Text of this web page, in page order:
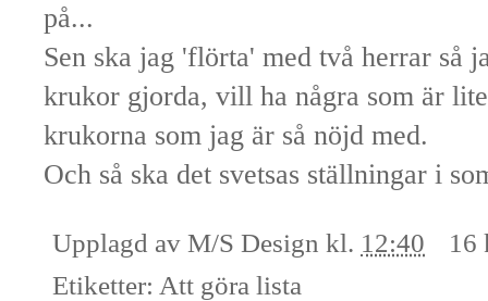
på...
Sen ska jag 'flörta' med två herrar så
krukor gjorda, vill ha några som är
krukorna som jag är så nöjd med.
Och så ska det svetsas ställningar i
Upplagd av M/S Design kl. 12:40
16
Etiketter: Att göra lista